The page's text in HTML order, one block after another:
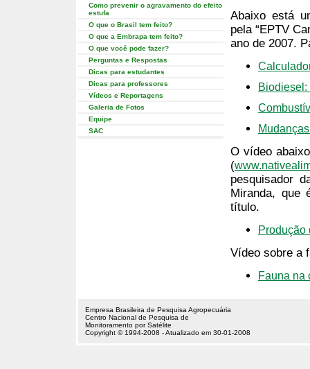
Como prevenir o agravamento do efeito
estufa
O que o Brasil tem feito?
O que a Embrapa tem feito?
O que você pode fazer?
Perguntas e Respostas
Dicas para estudantes
Dicas para professores
Vídeos e Reportagens
Galeria de Fotos
Equipe
SAC
Abaixo está
pela “EPTV
ano de 2007.
O vídeo
(
pesquisador
Miranda, que
título.
Produção
Vídeo sobre a
Fauna na
Empresa Brasileira de Pesquisa Agropecuária
Centro Nacional de Pesquisa de
Monitoramento por Satélite
Copyright © 1994-2008 - Atualizado em 30-01-2008